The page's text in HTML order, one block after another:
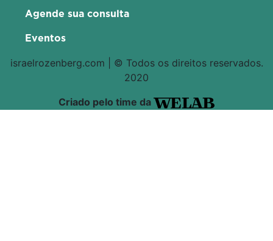
Agende sua consulta
Eventos
israelrozenberg.com | © Todos os direitos reservados.
2020
Criado pelo time da